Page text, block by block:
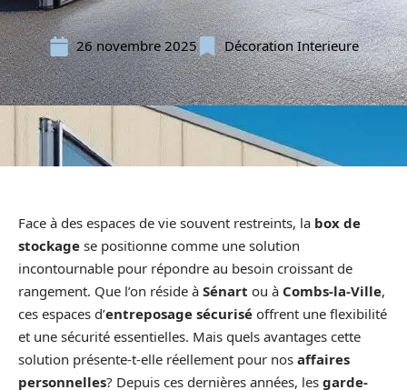
26 novembre 2025 Décoration Interieure
Face à des espaces de vie souvent restreints, la box de
stockage se positionne comme une solution
incontournable pour répondre au besoin croissant de
rangement. Que l’on réside à Sénart ou à Combs-la-Ville,
ces espaces d’entreposage sécurisé offrent une flexibilité
et une sécurité essentielles. Mais quels avantages cette
solution présente-t-elle réellement pour nos affaires
personnelles? Depuis ces dernières années, les garde-